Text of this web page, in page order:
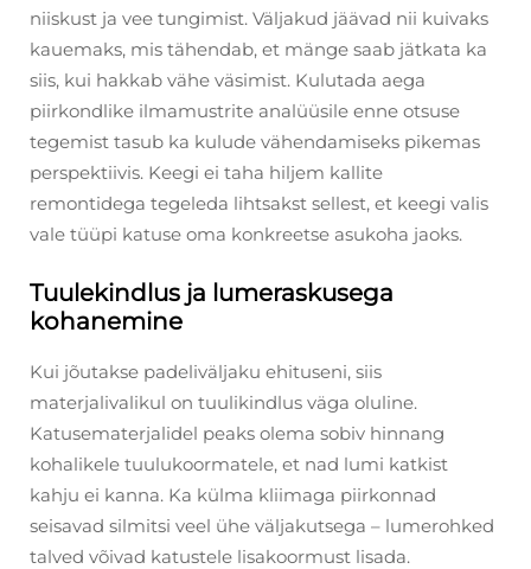
niiskust ja vee tungimist. Väljakud jäävad nii kuivaks
kauemaks, mis tähendab, et mänge saab jätkata ka
siis, kui hakkab vähe väsimist. Kulutada aega
piirkondlike ilmamustrite analüüsile enne otsuse
tegemist tasub ka kulude vähendamiseks pikemas
perspektiivis. Keegi ei taha hiljem kallite
remontidega tegeleda lihtsakst sellest, et keegi valis
vale tüüpi katuse oma konkreetse asukoha jaoks.
Tuulekindlus ja lumeraskusega
kohanemine
Kui jõutakse padeliväljaku ehituseni, siis
materjalivalikul on tuulikindlus väga oluline.
Katusematerjalidel peaks olema sobiv hinnang
kohalikele tuulukoormatele, et nad lumi katkist
kahju ei kanna. Ka külma kliimaga piirkonnad
seisavad silmitsi veel ühe väljakutsega – lumerohked
talved võivad katustele lisakoormust lisada.